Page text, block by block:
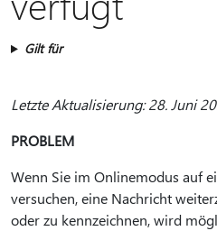
Gilt für
Letzte Aktualisierung: 28. Juni
PROBLEM
Wenn Sie im Onlinemodus auf
versuchen, eine Nachricht
oder zu kennzeichnen, wird